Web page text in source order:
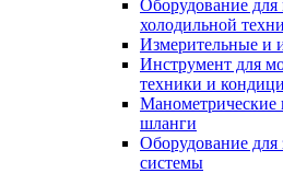
Оборудование
холодильной
Измерительные и
Инструмент для
техники и
Манометрические
шланги
Оборудование для
системы